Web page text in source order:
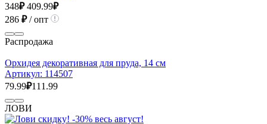
348₽ 409.99₽
286 ₽/ опт
Распродажа
Орхидея декоративная для пруда, 14 см
Артикул: 114507
79.99₽111.99
ЛОВИ